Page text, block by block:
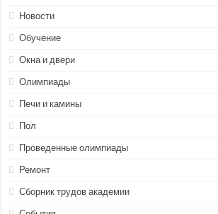
Новости
Обучение
Окна и двери
Олимпиады
Печи и камины
Пол
Проведенные олимпиады
Ремонт
Сборник трудов академии